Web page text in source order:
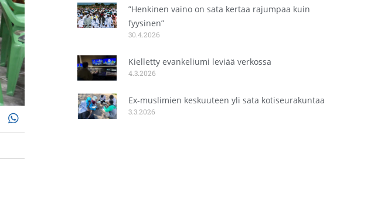
”Henkinen vaino on sata kertaa rajumpaa kuin
fyysinen”
30.4.2026
Kielletty evankeliumi leviää verkossa
4.3.2026
Ex-muslimien keskuuteen yli sata kotiseurakuntaa
3.3.2026